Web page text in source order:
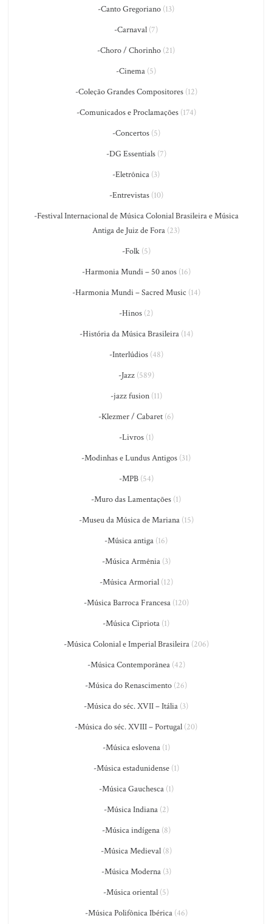
-Canto Gregoriano (13)
-Carnaval (7)
-Choro / Chorinho (21)
-Cinema (5)
-Coleção Grandes Compositores(12)
-Comunicados e Proclamações(174)
-Concertos(5)
-DG Essentials(7)
-Eletrônica (3)
-Entrevistas(10)
-Festival Internacional de Música Colonial Brasileira e Música
Antiga de Juiz de Fora (23)
-Folk(5)
-Harmonia Mundi – 50 anos(16)
-Harmonia Mundi – Sacred Music (14)
-Hinos (2)
-História da Música Brasileira(14)
-Interlúdios(48)
-Jazz(589)
-jazz fusion(11)
-Klezmer / Cabaret (6)
-Livros(1)
-Modinhas e Lundus Antigos (31)
-MPB(54)
-Muro das Lamentações (1)
-Museu da Música de Mariana(15)
-Música antiga (16)
-Música Armênia(3)
-Música Armorial(12)
-Música Barroca Francesa(120)
-Música Cipriota (1)
-Música Colonial e Imperial Brasileira(206)
-Música Contemporânea(42)
-Música do Renascimento (26)
-Música do séc. XVII – Itália (3)
-Música do séc. XVIII – Portugal (20)
-Música eslovena(1)
-Música estadunidense(1)
-Música Gauchesca(1)
-Música Indiana(2)
-Música indígena(8)
-Música Medieval(8)
-Música Moderna(3)
-Música oriental (5)
-Música Polifônica Ibérica(46)